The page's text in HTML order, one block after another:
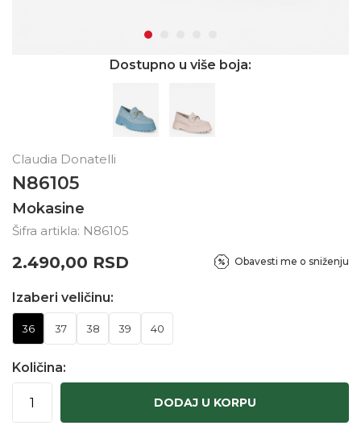
Dostupno u više boja:
Claudia Donatelli
N86105
Mokasine
Šifra artikla: N86105
2.490,00 RSD Obavesti me o sniženju
Izaberi veličinu:
36 37 38 39 40
Količina:
DODAJ U KORPU